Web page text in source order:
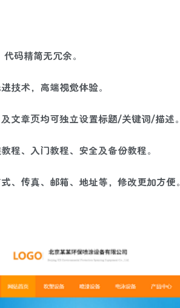
码精简无冗余。
技术，高端视觉体验。
文章页均可独立设置标题/关键词/描述。
程、入门教程、安全及备份教程。
、传真、邮箱、地址等，修改更加方便。